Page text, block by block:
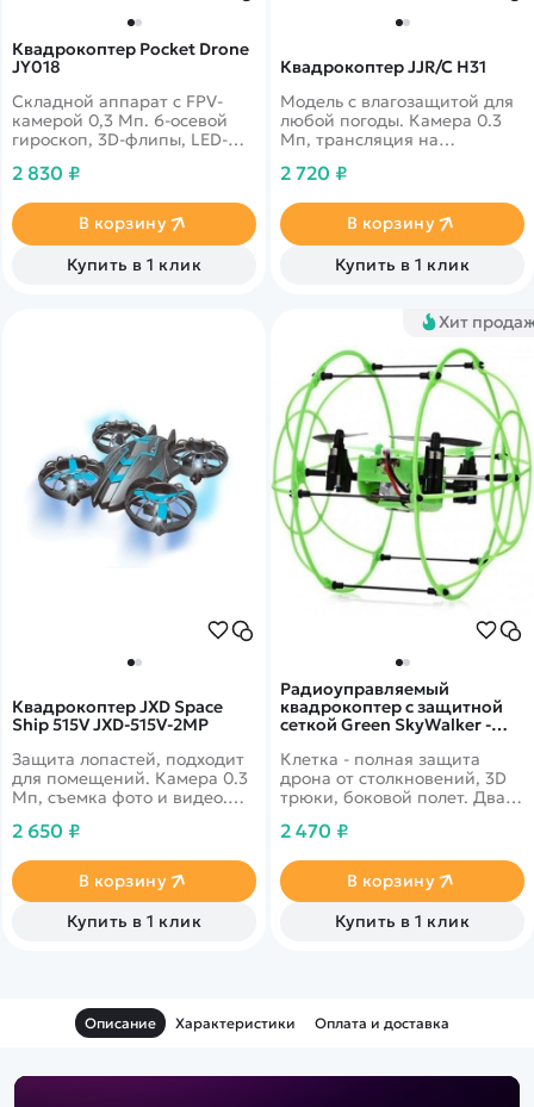
Квадрокоптер Pocket Drone
JY018
Складной аппарат с FPV-
камерой 0,3 Мп. 6-осевой
гироскоп, 3D-флипы, LED-
Время полета 6-8 минут.
2 830 ₽
В корзину
Купить в 1 клик
Квадрокоптер JJR/C H31
Модель с влагозащитой для
любой погоды. Камера 0.3
Мп, трансляция на
гироскоп, автоматические
Дальность 80 м. Время
полета 8-10 минут.
2 720 ₽
В корзину
Купить в 1 клик
Квадрокоптер JXD Space
Ship 515V JXD-515V-2MP
Защита лопастей, подходит
для помещений. Камера 0.3
Мп, съемка фото и видео.
м. 6-осевой гироскоп,
3D-пилотирование.
Светодиодная подсветка.
2 650 ₽
В корзину
Купить в 1 клик
Хит
Радиоуправляемый
квадрокоптер с защитной
сеткой Green SkyWalker -
Клетка - полная защита
дрона от столкновений, 3D
трюки, боковой полет. Два
быстро заряжается. Без
2 470 ₽
В корзину
Купить в 1 клик
Описание Характеристики Оплата и доставка